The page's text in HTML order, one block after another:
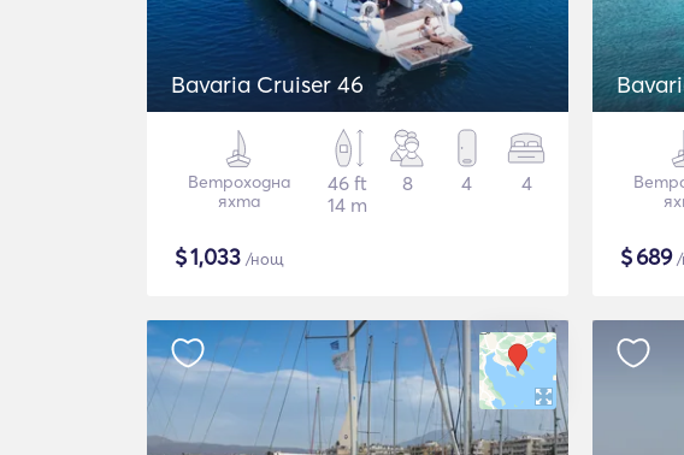
Bavaria Cruiser 46
Ветроходна
яхта
46 ft
14 m
8 4 4
$1,033 /нощ $689/